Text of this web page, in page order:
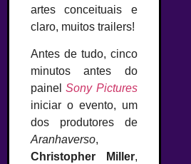
artes conceituais e
claro, muitos trailers!
Antes de tudo, cinco
minutos antes do
painel Sony Pictures
iniciar o evento, um
dos produtores de
Aranhaverso,
Christopher Miller,